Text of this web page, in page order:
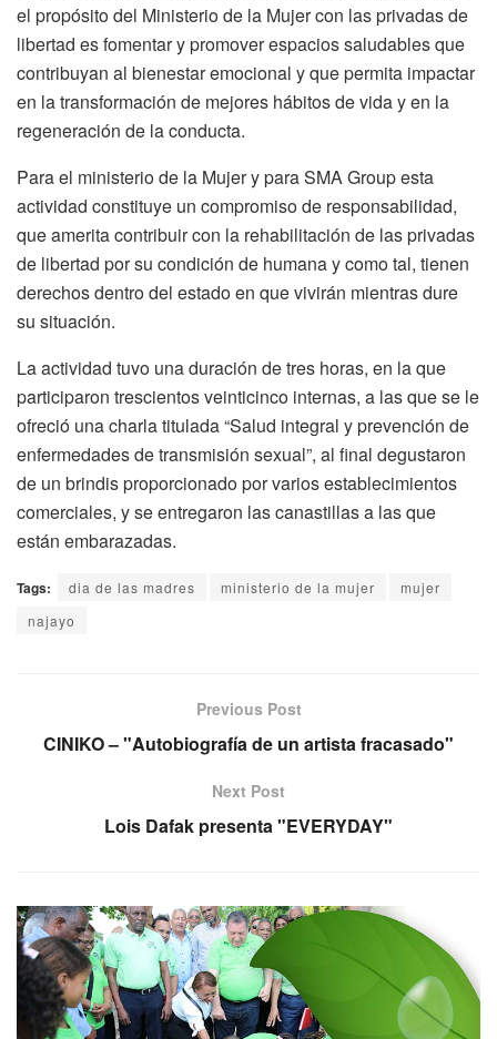
el propósito del Ministerio de la Mujer con las privadas de
libertad es fomentar y promover espacios saludables que
contribuyan al bienestar emocional y que permita impactar
en la transformación de mejores hábitos de vida y en la
regeneración de la conducta.
Para el ministerio de la Mujer y para SMA Group esta
actividad constituye un compromiso de responsabilidad,
que amerita contribuir con la rehabilitación de las privadas
de libertad por su condición de humana y como tal, tienen
derechos dentro del estado en que vivirán mientras dure
su situación.
La actividad tuvo una duración de tres horas, en la que
participaron trescientos veinticinco internas, a las que se le
ofreció una charla titulada “Salud integral y prevención de
enfermedades de transmisión sexual”, al final degustaron
de un brindis proporcionado por varios establecimientos
comerciales, y se entregaron las canastillas a las que
están embarazadas.
Tags: dia de las madres ministerio de la mujer
mujer
najayo
Previous Post
CINIKO – "Autobiografía de un artista fracasado"
Next Post
Lois Dafak presenta "EVERYDAY"